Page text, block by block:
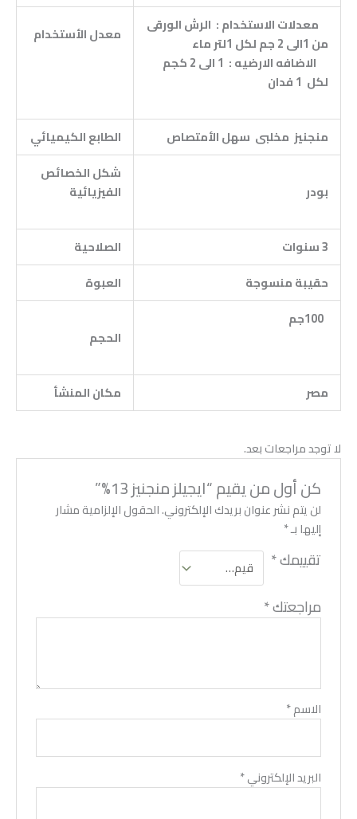
معدلات الاستخدام : الرش الورقى
من 1الى 2 جم لكل 1لتر ماء
الاضافه الارضيه : 1 الى 2 كجم
لكل 1 فدان
معدل الأستخدام
منجنيز مخلبى سهل الأمتصاص الطابع الكيميائي
بودر
شكل الخصائص
الفيزيائية
3 سنوات
الصلاحية
حقيبة منسوجة
العبوة
الحجم
مصر مكان المنشأ
لا توجد مراجعات بعد.
كن أول من يقيم “ايجيلز منجنيز 13%”
لن يتم نشر عنوان بريدك الإلكتروني.الحقول الإلزامية مشار
إليها بـ*
تقييمك*
مراجعتك*
الاسم*
البريد الإلكتروني*